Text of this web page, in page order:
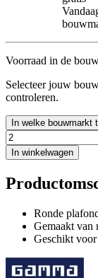
Voorraad in de
Selecteer jouw
controleren.
In welke bouwmarkt
In winkelwagen
Ronde
Gemaakt van
Geschikt